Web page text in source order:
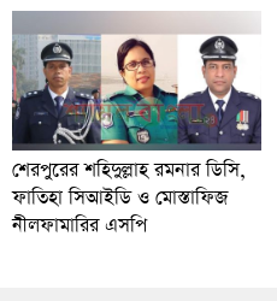
শেরপুরের শহিদুল্লাহ রমনার ডিসি,
ফাতিহা সিআইডি ও মোস্তাফিজ
নীলফামারির এসপি